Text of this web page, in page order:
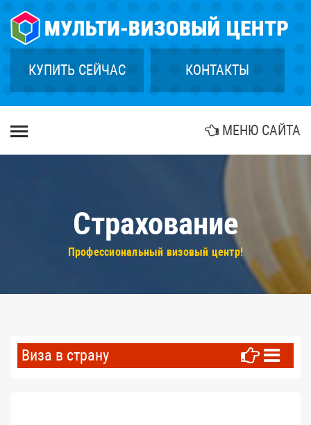
КУПИТЬ СЕЙЧАС КОНТАКТЫ
ГЛАВНАЯ
СТРАХОВАНИЕ
ГРИН КАРТА
КУПИТЬ ТУР
БИОМЕТРИЯ МЕНЮ САЙТА
×
Страхование
Профессиональный визовый центр!
Виза в страну